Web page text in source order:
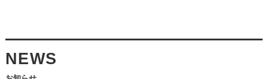
NEWS